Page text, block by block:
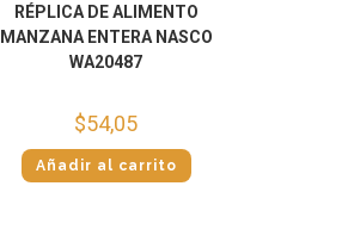
RÉPLICA DE ALIMENTO
MANZANA ENTERA NASCO
WA20487
$54,05
Añadir al carrito